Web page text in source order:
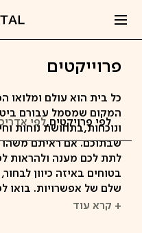
פרוייקטים
לפי פרויקטים,לפי
כל בית הוא עולם ומלואו
המקום שמסמל עבורם
ונוכחות,בתחושת נוחות
שבתוכם. אם ראיתם משהו
לתת לכם מענה ולהראות
בטוחים באיזה כיוון
שלם של אפשרויות. בואו
+ קרא עוד